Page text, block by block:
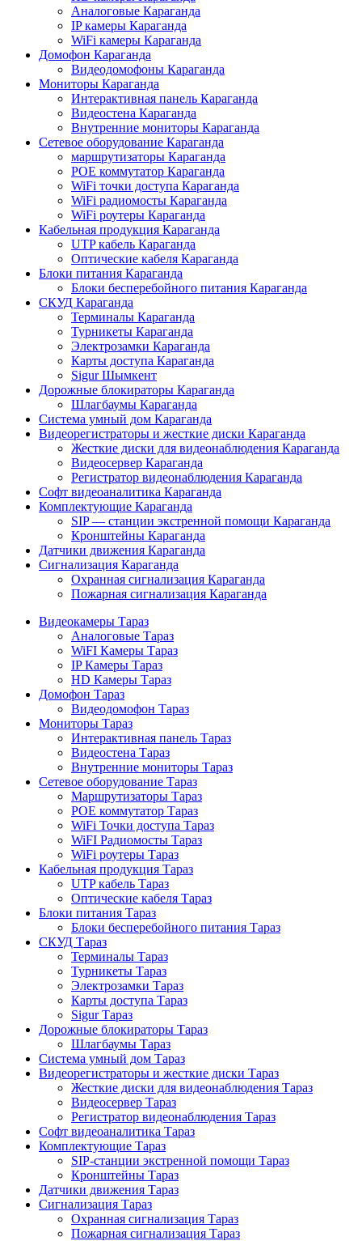
Аналоговые Караганда
IP камеры Караганда
WiFi камеры Караганда
Домофон Караганда
Видеодомофоны Караганда
Мониторы Караганда
Интерактивная панель Караганда
Видеостена Караганда
Внутренние мониторы Караганда
Сетевое оборудование Караганда
маршрутизаторы Караганда
POE коммутатор Караганда
WiFi точки доступа Караганда
WiFi радиомосты Караганда
WiFi роутеры Караганда
Кабельная продукция Караганда
UTP кабель Караганда
Оптические кабеля Караганда
Блоки питания Караганда
Блоки бесперебойного питания Караганда
СКУД Караганда
Терминалы Караганда
Турникеты Караганда
Электрозамки Караганда
Карты доступа Караганда
Sigur Шымкент
Дорожные блокираторы Караганда
Шлагбаумы Караганда
Система умный дом Караганда
Видеорегистраторы и жесткие диски Караганда
Жесткие диски для видеонаблюдения Караганда
Видеосервер Караганда
Регистратор видеонаблюдения Караганда
Софт видеоаналитика Караганда
Комплектующие Караганда
SIP — станции экстренной помощи Караганда
Кронштейны Караганда
Датчики движения Караганда
Сигнализация Караганда
Охранная сигнализация Караганда
Пожарная сигнализация Караганда
Видеокамеры Тараз
Аналоговые Тараз
WiFI Камеры Тараз
IP Камеры Тараз
HD Камеры Тараз
Домофон Тараз
Видеодомофон Тараз
Мониторы Тараз
Интерактивная панель Тараз
Видеостена Тараз
Внутренние мониторы Тараз
Сетевое оборудование Тараз
Маршрутизаторы Тараз
POE коммутатор Тараз
WiFi Точки доступа Тараз
WiFI Радиомосты Тараз
WiFi роутеры Тараз
Кабельная продукция Тараз
UTP кабель Тараз
Оптические кабеля Тараз
Блоки питания Тараз
Блоки бесперебойного питания Тараз
СКУД Тараз
Терминалы Тараз
Турникеты Тараз
Электрозамки Тараз
Карты доступа Тараз
Sigur Тараз
Дорожные блокираторы Тараз
Шлагбаумы Тараз
Система умный дом Тараз
Видеорегистраторы и жесткие диски Тараз
Жесткие диски для видеонаблюдения Тараз
Видеосервер Тараз
Регистратор видеонаблюдения Тараз
Софт видеоаналитика Тараз
Комплектующие Тараз
SIP-станции экстренной помощи Тараз
Кронштейны Тараз
Датчики движения Тараз
Сигнализация Тараз
Охранная сигнализация Тараз
Пожарная сигнализация Тараз